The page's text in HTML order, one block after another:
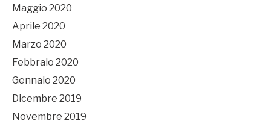
Maggio 2020
Aprile 2020
Marzo 2020
Febbraio 2020
Gennaio 2020
Dicembre 2019
Novembre 2019